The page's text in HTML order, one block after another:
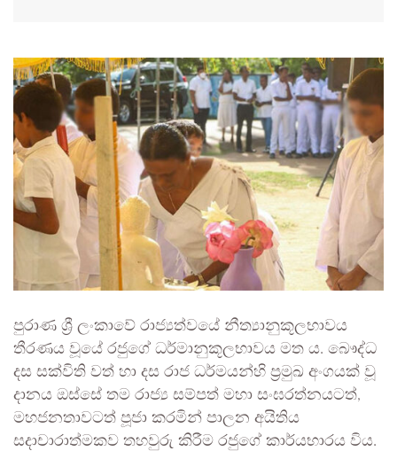
පුරාණ ශ්‍රී ලංකාවේ රාජ්‍යත්වයේ නීත්‍යානුකූලභාවය
තීරණය වූයේ රජුගේ ධර්මානුකූලභාවය මත ය. බෞද්ධ
දස සක්විති වත් හා දස රාජ ධර්මයන්හි ප්‍රමුඛ අංගයක් වූ
දානය ඔස්සේ තම රාජ්‍ය සම්පත් මහා සංඝරත්නයටත්,
මහජනතාවටත් පූජා කරමින් පාලන අයිතිය
සදාචාරාත්මකව තහවුරු කිරීම රජුගේ කාර්යභාරය විය.